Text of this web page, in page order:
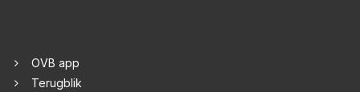
OVB app
Terugblik